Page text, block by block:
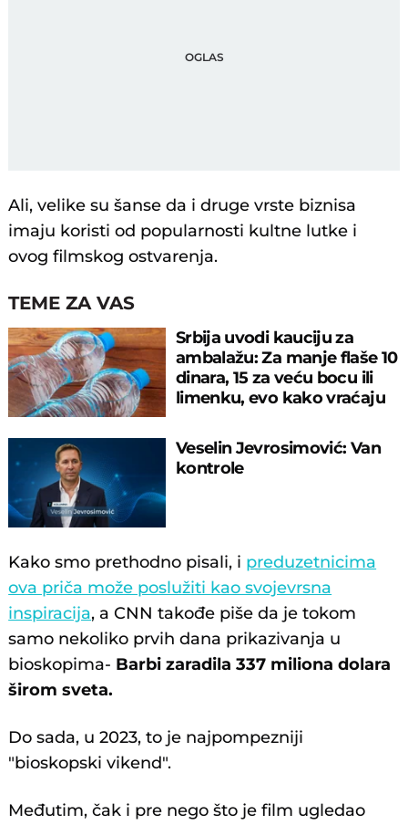
Ali, velike su šanse da i druge vrste biznisa
imaju koristi od popularnosti kultne lutke i
ovog filmskog ostvarenja.
TEME ZA VAS
Srbija uvodi kauciju za
ambalažu: Za manje flaše 10
dinara, 15 za veću bocu ili
limenku, evo kako vraćaju
Veselin Jevrosimović: Van
kontrole
Kako smo prethodno pisali, i preduzetnicima
ova priča može poslužiti kao svojevrsna
inspiracija, a CNN takođe piše da je tokom
samo nekoliko prvih dana prikazivanja u
bioskopima- Barbi zaradila 337 miliona dolara
širom sveta.
Do sada, u 2023, to je najpompezniji
"bioskopski vikend".
Međutim, čak i pre nego što je film ugledao